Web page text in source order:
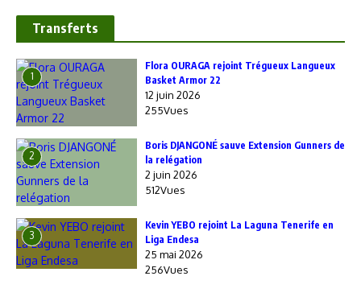
Transferts
1
Flora OURAGA rejoint Trégueux Langueux
Basket Armor 22
12 juin 2026
255Vues
2
Boris DJANGONÉ sauve Extension Gunners de
la relégation
2 juin 2026
512Vues
3
Kevin YEBO rejoint La Laguna Tenerife en
Liga Endesa
25 mai 2026
256Vues